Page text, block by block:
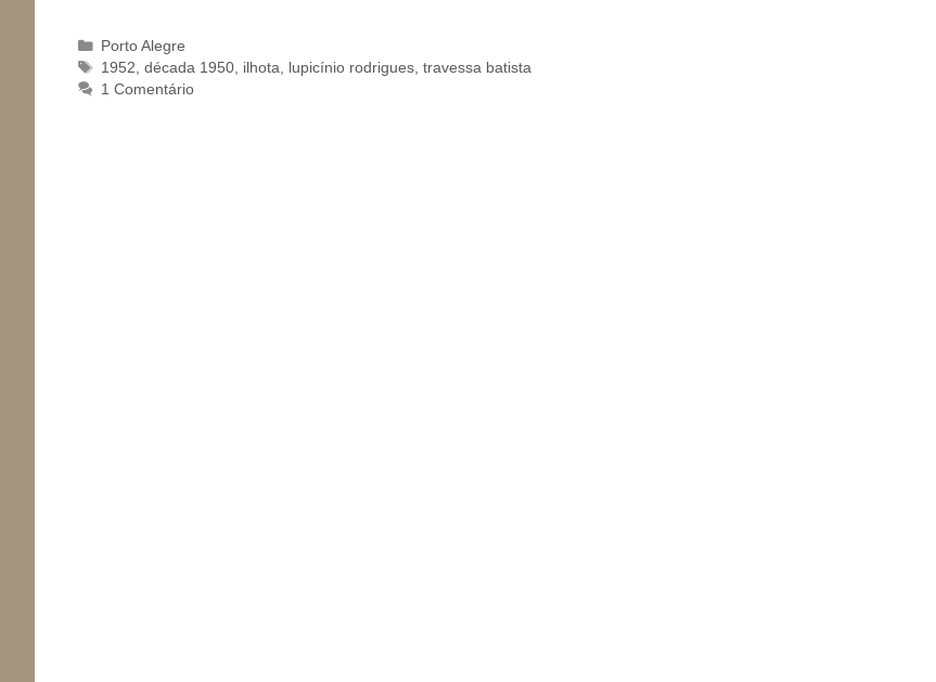
Categorias
Porto Alegre
Tags
1952,década 1950, ilhota, lupicínio rodrigues,travessa batista
1 Comentário